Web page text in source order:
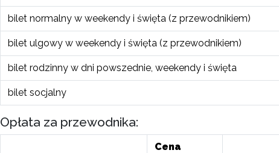
bilet normalny w weekendy i święta (z przewodnikiem)
bilet ulgowy w weekendy i święta (z przewodnikiem)
bilet rodzinny w dni powszednie, weekendy i święta
bilet socjalny
Opłata za przewodnika:
Cena